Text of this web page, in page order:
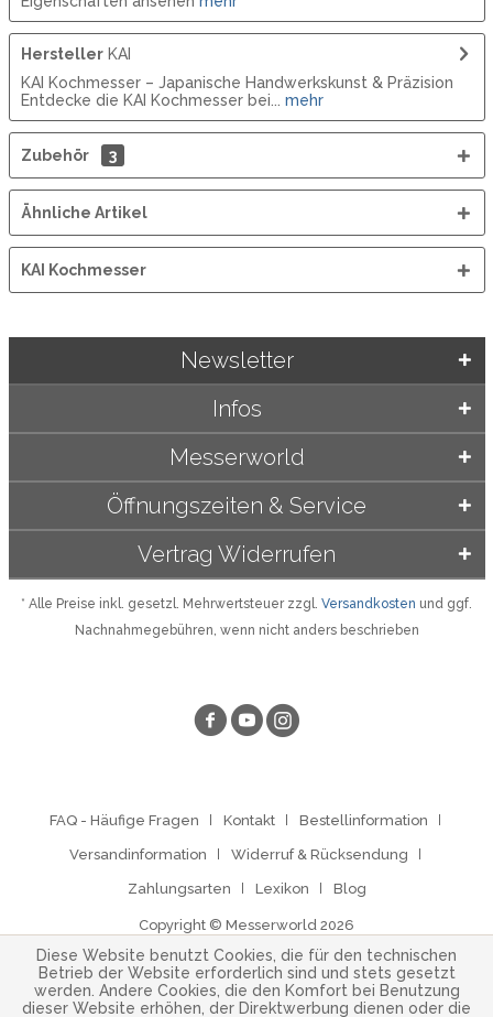
HerstellerKAI
KAI Kochmesser – Japanische Handwerkskunst & Präzision
Entdecke die KAI Kochmesser bei...
mehr
Zubehör 3
Ähnliche Artikel
KAI Kochmesser
Öffnungszeiten & Service
Infos
Messerworld
Newsletter
Vertrag Widerrufen
* Alle Preise inkl. gesetzl. Mehrwertsteuer zzgl. Versandkosten und ggf.
Nachnahmegebühren, wenn nicht anders beschrieben
FAQ - Häufige Fragen Kontakt Bestellinformation
Versandinformation Widerruf & Rücksendung
Zahlungsarten Lexikon Blog
Copyright © Messerworld 2026
Diese Website benutzt Cookies, die für den technischen
Betrieb der Website erforderlich sind und stets gesetzt
werden. Andere Cookies, die den Komfort bei Benutzung
dieser Website erhöhen, der Direktwerbung dienen oder die